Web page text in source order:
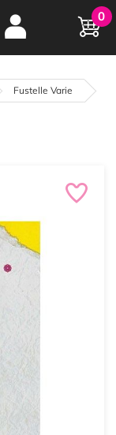
e
anni online
0
Fustelle Varie